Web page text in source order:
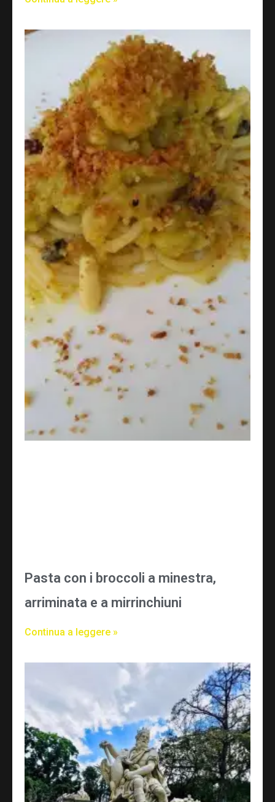
Pasta con i broccoli a minestra,
arriminata e a mirrinchiuni
Continua a leggere »